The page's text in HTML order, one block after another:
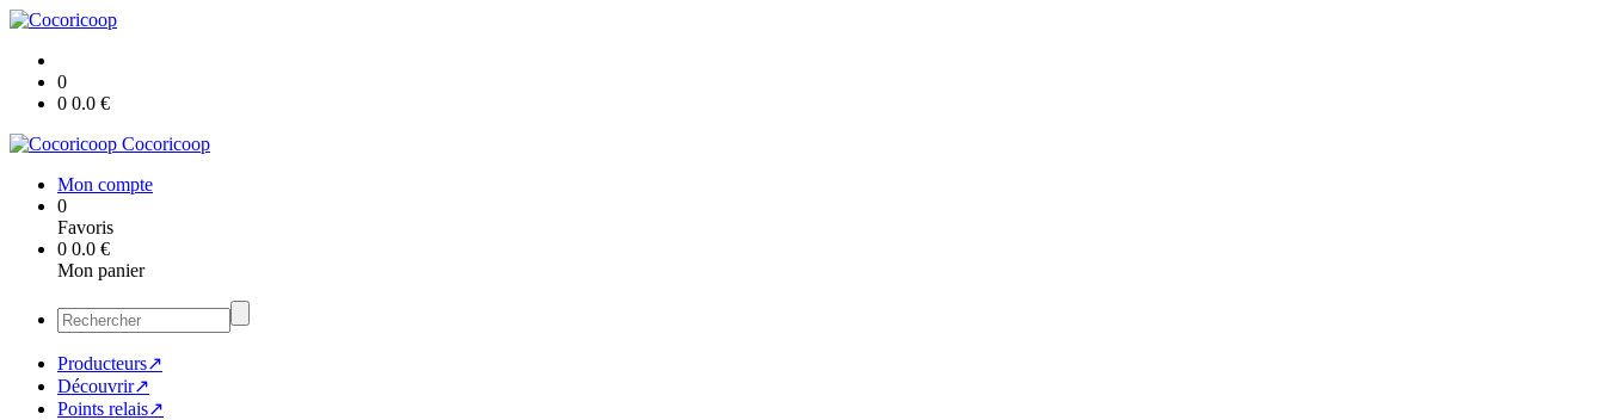
0
0 0.0 €
Cocoricoop
Mon compte
0
Favoris
0 0.0 €
Mon panier
Producteurs↗
Découvrir↗
Points relais↗